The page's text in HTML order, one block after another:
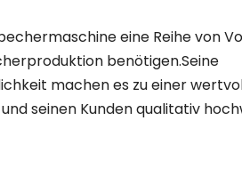
eine Reihe von
benötigen.Seine
machen es zu einer
seinen Kunden qualitativ